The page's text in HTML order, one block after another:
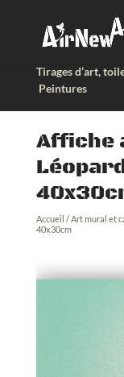
Tirages d’art,
Peintures
Affiche
Accueil /Art mural et
40x30cm